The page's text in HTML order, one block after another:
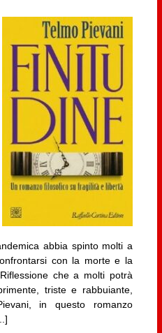
abbia spinto molti a
con la morte e la
che a molti potrà
triste e rabbuiante,
in questo romanzo